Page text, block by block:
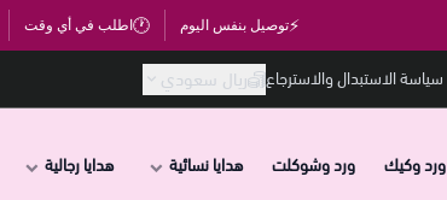
⚡توصيل بنفس اليوم 🕐 اطلب في أي وقت
سياسة الاستبدال والاسترجاع ريال سعودي
ورد وكيك ورد وشوكلت هدايا نسائية هدايا رجالية